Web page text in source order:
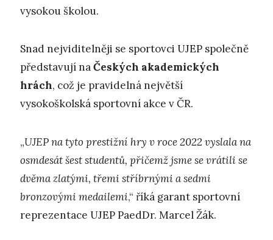
vysokou školou.
Snad nejviditelněji se sportovci UJEP společně
představují naČeských akademických
hrách, což je pravidelná největší
vysokoškolská sportovní akce v ČR.
„UJEP na tyto prestižní hry v roce 2022 vyslala na
osmdesát šest studentů, přičemž jsme se vrátili se
dvěma zlatými, třemi stříbrnými a sedmi
bronzovými medailemi,“ říká garant sportovní
reprezentace UJEP PaedDr. Marcel Žák.